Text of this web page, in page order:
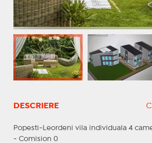
DESCRIERE
Popesti-Leordeni vila individuala 4
- Comision 0